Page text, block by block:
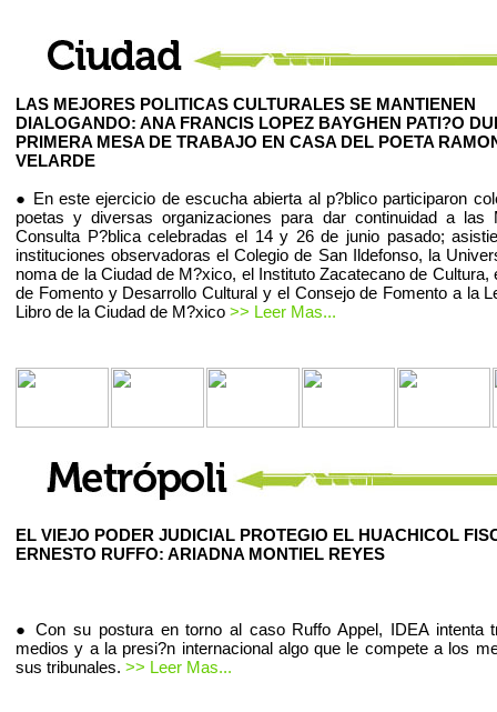
LAS MEJORES POLITICAS CULTURALES SE MANTIENEN
DIALOGANDO: ANA FRANCIS LOPEZ BAYGHEN PATI?O
PRIMERA MESA DE TRABAJO EN CASA DEL POETA
VELARDE
● En este ejercicio de escucha abierta al p?blico participaron
poetas y diversas organizaciones para dar continuidad a las
Consulta P?blica celebradas el 14 y 26 de junio pasado;
instituciones observadoras el Colegio de San Ildefonso, la
noma de la Ciudad de M?xico, el Instituto Zacatecano de Cultura,
de Fomento y Desarrollo Cultural y el Consejo de Fomento a la
Libro de la Ciudad de M?xico >> Leer Mas...
EL VIEJO PODER JUDICIAL PROTEGIO EL HUACHICOL
ERNESTO RUFFO: ARIADNA MONTIEL REYES
● Con su postura en torno al caso Ruffo Appel, IDEA intenta
medios y a la presi?n internacional algo que le compete a los
sus tribunales. >> Leer Mas...